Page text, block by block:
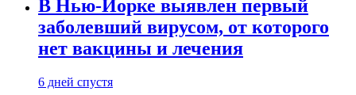
В Нью-Йорке выявлен первый
заболевший вирусом, от которого
нет вакцины и лечения
6 дней спустя